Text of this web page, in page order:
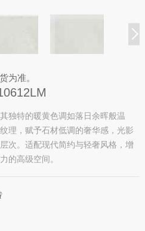
为准。
独特的暖黄色调如落日余晖般温
理，赋予石材低调的奢华感，光影
次。适配现代简约与轻奢风格，增
的高级空间。